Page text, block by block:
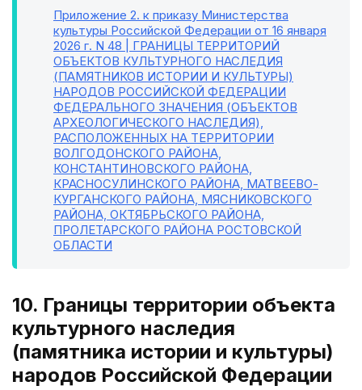
Приложение 2. к приказу Министерства
культуры Российской Федерации от 16 января
2026 г. N 48 | ГРАНИЦЫ ТЕРРИТОРИЙ
ОБЪЕКТОВ КУЛЬТУРНОГО НАСЛЕДИЯ
(ПАМЯТНИКОВ ИСТОРИИ И КУЛЬТУРЫ)
НАРОДОВ РОССИЙСКОЙ ФЕДЕРАЦИИ
ФЕДЕРАЛЬНОГО ЗНАЧЕНИЯ (ОБЪЕКТОВ
АРХЕОЛОГИЧЕСКОГО НАСЛЕДИЯ),
РАСПОЛОЖЕННЫХ НА ТЕРРИТОРИИ
ВОЛГОДОНСКОГО РАЙОНА,
КОНСТАНТИНОВСКОГО РАЙОНА,
КРАСНОСУЛИНСКОГО РАЙОНА, МАТВЕЕВО-
КУРГАНСКОГО РАЙОНА, МЯСНИКОВСКОГО
РАЙОНА, ОКТЯБРЬСКОГО РАЙОНА,
ПРОЛЕТАРСКОГО РАЙОНА РОСТОВСКОЙ
ОБЛАСТИ
10. Границы территории объекта
культурного наследия
(памятника истории и культуры)
народов Российской Федерации